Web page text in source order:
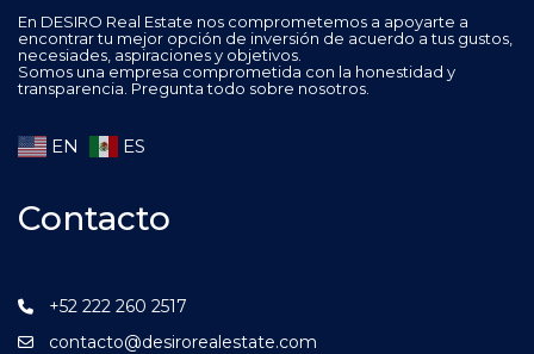
En DESIRO Real Estate nos comprometemos a apoyarte a
encontrar tu mejor opción de inversión de acuerdo a tus gustos,
necesiades, aspiraciones y objetivos.
Somos una empresa comprometida con la honestidad y
transparencia. Pregunta todo sobre nosotros.
EN ES
Contacto
+52 222 260 2517
contacto@desirorealestate.com